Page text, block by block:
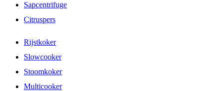
Sapcentrifuge
Citruspers
Rijstkoker
Slowcooker
Stoomkoker
Multicooker